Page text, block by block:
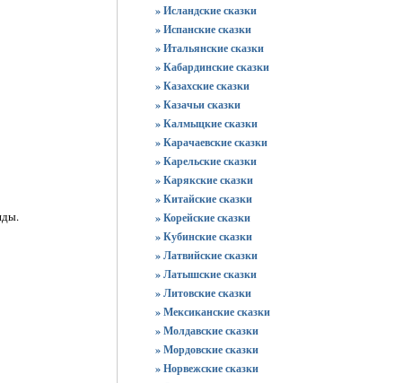
» Исландские сказки
» Испанские сказки
» Итальянские сказки
» Кабардинские сказки
» Казахские сказки
» Казачьи сказки
» Калмыцкие сказки
» Карачаевские сказки
» Карельские сказки
» Карякские сказки
» Китайские сказки
» Корейские сказки
» Кубинские сказки
» Латвийские сказки
» Латышские сказки
» Литовские сказки
» Мексиканские сказки
» Молдавские сказки
» Мордовские сказки
» Норвежские сказки